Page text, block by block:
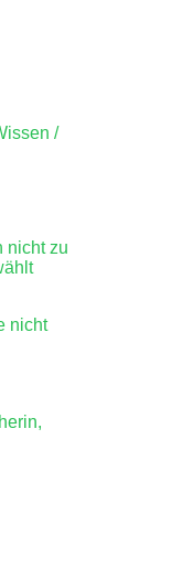
/
nicht zu
nicht